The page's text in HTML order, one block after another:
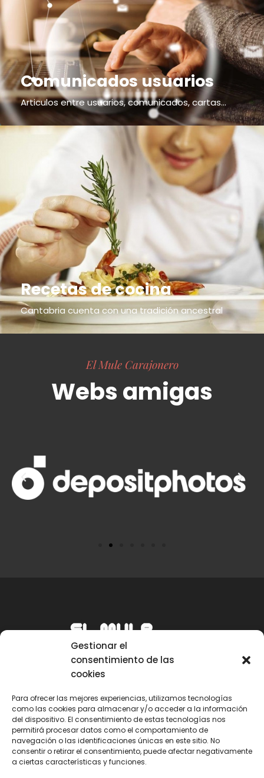
Gestionar el
consentimiento de las
cookies
Para ofrecer las mejores experiencias, utilizamos tecnologías
como las cookies para almacenar y/o acceder a la información
del dispositivo. El consentimiento de estas tecnologías nos
permitirá procesar datos como el comportamiento de
navegación o las identificaciones únicas en este sitio. No
consentir o retirar el consentimiento, puede afectar negativamente
a ciertas características y funciones.
Comunicados usuarios
Articulos entre usuarios, comunicados, cartas...
Recetas de cocina
Cantabria cuenta con una tradición ancestral
El Mule Carajonero
Webs amigas
Email
mule@mulecarajonero.com
Síguenos en redes sociales